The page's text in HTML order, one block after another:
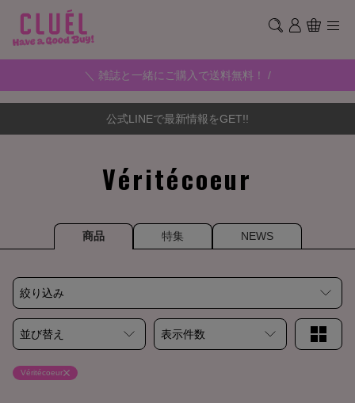
＼ 雑誌と一緒にご購入で送料無料！ /
公式LINEで最新情報をGET!!
Véritécoeur
商品 特集 NEWS
絞り込み
並び替え 表示件数
Véritécoeur